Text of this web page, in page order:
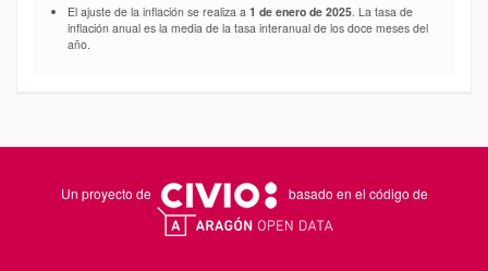
El ajuste de la inflación se realiza a 1 de enero de 2025. La tasa de
inflación anual es la media de la tasa interanual de los doce meses del
año.
Un proyecto de basado en el código de